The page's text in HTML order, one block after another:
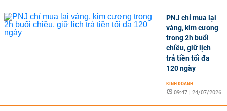
PNJ chỉ mua lại
vàng, kim cương
trong 2h buổi
chiều, giữ lịch
trả tiền tối đa
120 ngày
KINH DOANH -
09:47 | 24/07/2026